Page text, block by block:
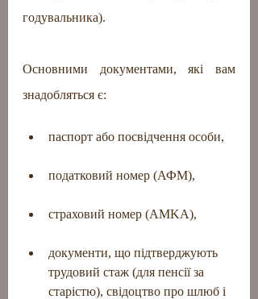
годувальника).
Основними документами, які вам
знадобляться є:
паспорт або посвідчення особи,
податковий номер (АФМ),
страховий номер (AMKA),
документи, що підтверджують
трудовий стаж (для пенсії за
старістю), свідоцтво про шлюб і